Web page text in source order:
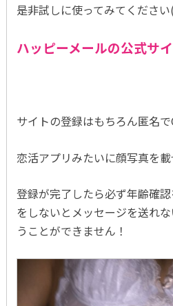
是非試しに使ってみてくださ
ハッピーメールの公式サイ
サイトの登録はもちろん匿名で
恋活アプリみたいに顔写真を
登録が完了したら必ず年齢確認
をしないとメッセージを送れ
うことができません！